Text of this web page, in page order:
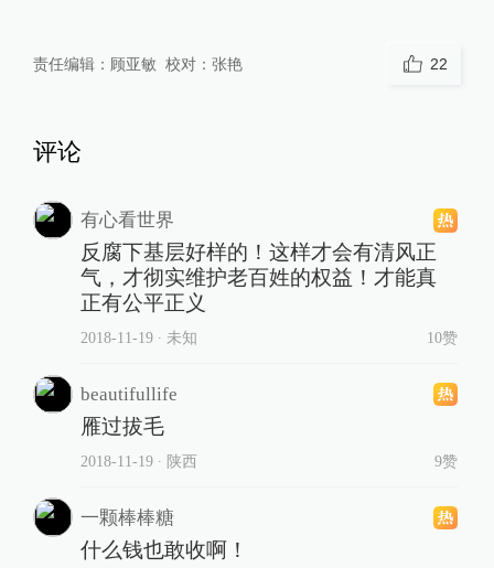
责任编辑： 顾亚敏 校对： 张艳 22
评论
有心看世界
反腐下基层好样的！这样才会有清风正
气，才彻实维护老百姓的权益！才能真
正有公平正义
2018-11-19∙ 未知 10赞
beautifullife
雁过拔毛
2018-11-19∙ 陕西 9赞
一颗棒棒糖
什么钱也敢收啊！